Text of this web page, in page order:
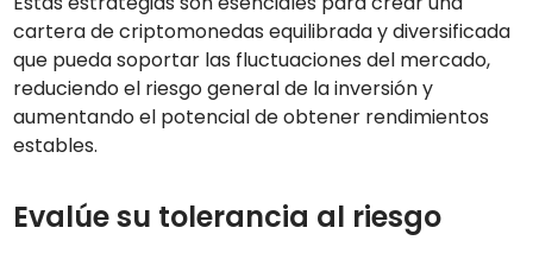
cartera de criptomonedas equilibrada y diversificada
que pueda soportar las fluctuaciones del mercado,
reduciendo el riesgo general de la inversión y
aumentando el potencial de obtener rendimientos
estables.
Evalúe su tolerancia al riesgo